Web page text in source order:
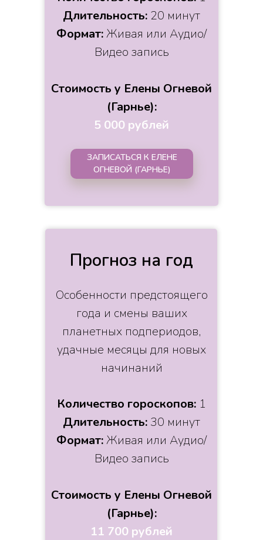
Прогноз на год
Особенности предстоящего
года и смены ваших
планетных подпериодов,
удачные месяцы для новых
начинаний
Количество гороскопов: 1
Длительность: 30 минут
Формат:Живая или Аудио/
Видео запись
Стоимость у Елены Огневой
(Гарнье):
11 700 рублей
Длительность: 20 минут
Формат:Живая или Аудио/
Видео запись
Стоимость у Елены Огневой
(Гарнье):
5 000 рублей
ЗАПИСАТЬСЯ К ЕЛЕНЕ
ОГНЕВОЙ (ГАРНЬЕ)